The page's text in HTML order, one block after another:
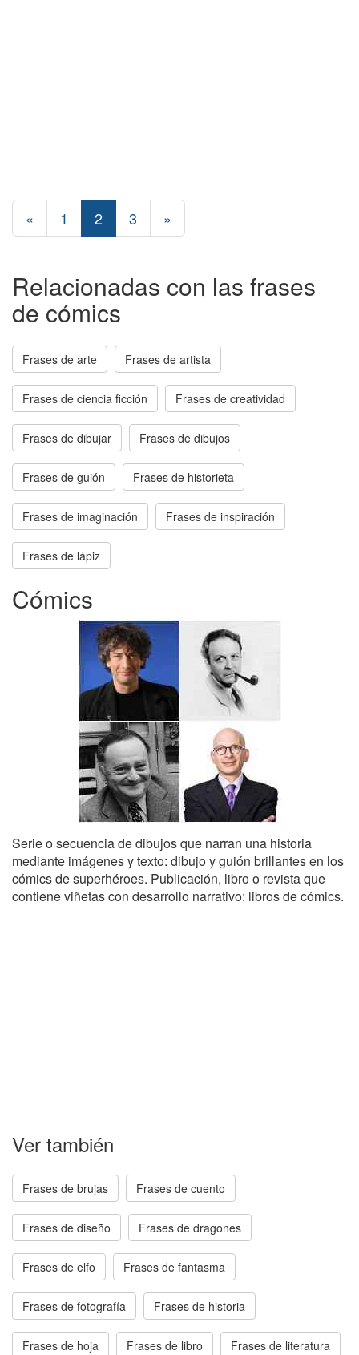
« 1 2 3 »
Relacionadas con las frases
de cómics
Frases de arte Frases de artista
Frases de ciencia ficción Frases de creatividad
Frases de dibujar Frases de dibujos
Frases de guión Frases de historieta
Frases de imaginación Frases de inspiración
Frases de lápiz
Cómics
Serie o secuencia de dibujos que narran una historia
mediante imágenes y texto: dibujo y guión brillantes en los
cómics de superhéroes. Publicación, libro o revista que
contiene viñetas con desarrollo narrativo: libros de cómics.
Ver también
Frases de brujas Frases de cuento
Frases de diseño Frases de dragones
Frases de elfo Frases de fantasma
Frases de fotografía Frases de historia
Frases de hoja Frases de libro Frases de literatura